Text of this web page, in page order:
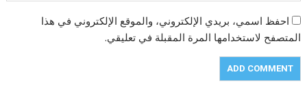
احفظ اسمي، بريدي الإلكتروني، والموقع الإلكتروني في هذا
المتصفح لاستخدامها المرة المقبلة في تعليقي.